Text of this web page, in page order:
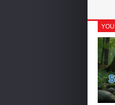
YOU